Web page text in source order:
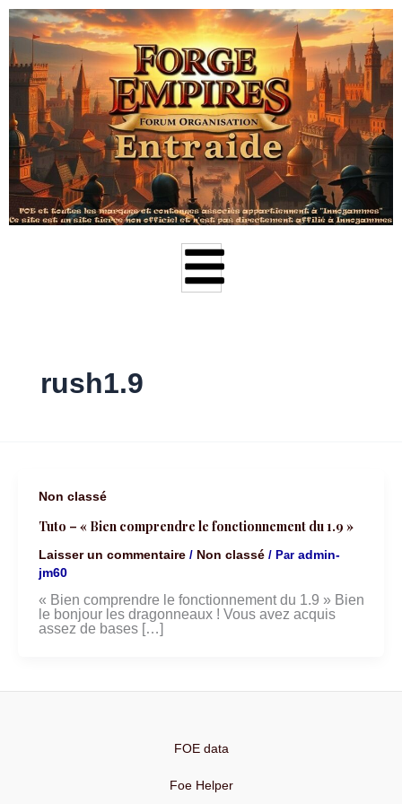
au
contenu
rush1.9
Non classé
Tuto – « Bien comprendre le fonctionnement du 1.9 »
Laisser un commentaire / Non classé/ Par admin-
jm60
« Bien comprendre le fonctionnement du 1.9 » Bien
le bonjour les dragonneaux ! Vous avez acquis
assez de bases […]
FOE data
Foe Helper